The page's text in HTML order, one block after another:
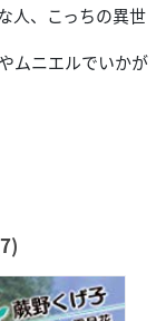
人、こっちの異世
ムニエルでいかが